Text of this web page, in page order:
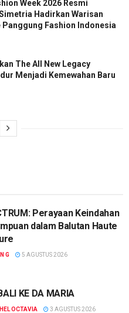
Week 2026 Resmi
Hadirkan Warisan
Fashion Indonesia
The All New Legacy
Menjadi Kemewahan Baru
Perayaan Keindahan
dalam Balutan Haute
G 5 AGUSTUS 2026
KE DA MARIA
OCTAVIA 3 AGUSTUS 2026